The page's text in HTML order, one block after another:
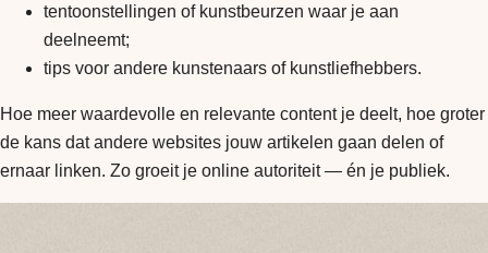
tentoonstellingen of kunstbeurzen waar je aan
deelneemt;
tips voor andere kunstenaars of kunstliefhebbers.
Hoe meer waardevolle en relevante content je deelt, hoe groter
de kans dat andere websites jouw artikelen gaan delen of
ernaar linken. Zo groeit je online autoriteit — én je publiek.